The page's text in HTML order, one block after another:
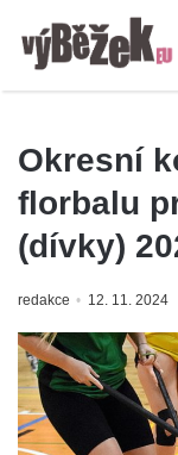
Okresní
florbalu
(dívky)
redakce 12. 11. 2024